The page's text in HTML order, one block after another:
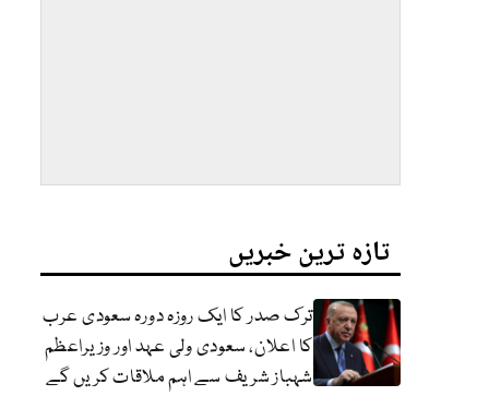
تازہ ترین خبریں
ترک صدر کا ایک روزہ دورہ سعودی عرب
کا اعلان، سعودی ولی عہد اور وزیراعظم
شہباز شریف سے اہم ملاقات کریں گے